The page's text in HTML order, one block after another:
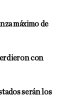
máximo de
con
serán los